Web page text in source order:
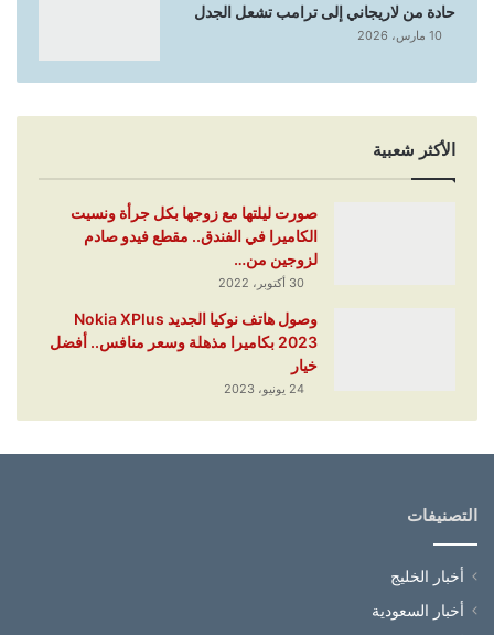
حادة من لاريجاني إلى ترامب تشعل الجدل
10 مارس، 2026
الأكثر شعبية
صورت ليلتها مع زوجها بكل جرأة ونسيت
الكاميرا في الفندق.. مقطع فيدو صادم
لزوجين من…
30 أكتوبر، 2022
وصول هاتف نوكيا الجديد Nokia XPlus
2023 بكاميرا مذهلة وسعر منافس.. أفضل
خيار
24 يونيو، 2023
التصنيفات
أخبار الخليج
أخبار السعودية